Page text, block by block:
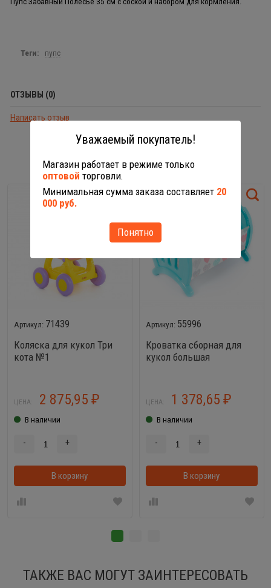
Теги: пупс
ОТЗЫВЫ (0)
Написать отзыв
С ЭТИМ ТОВАРОМ РЕКОМЕНДУЕМ
71439
Коляска для кукол Три
кота №1
ЦЕНА: 2 875,95 ₽
В наличии
- +
В корзину В корзинке
55996
Кроватка сборная для
кукол большая
ЦЕНА: 1 378,65 ₽
В наличии
- +
В корзину
ТАКЖЕ ВАС МОГУТ ЗАИНТЕРЕСОВАТЬ
Уважаемый покупатель!
Магазин работает в режиме только
оптовой торговли.
Минимальная сумма заказа составляет 20
000 руб.
Понятно